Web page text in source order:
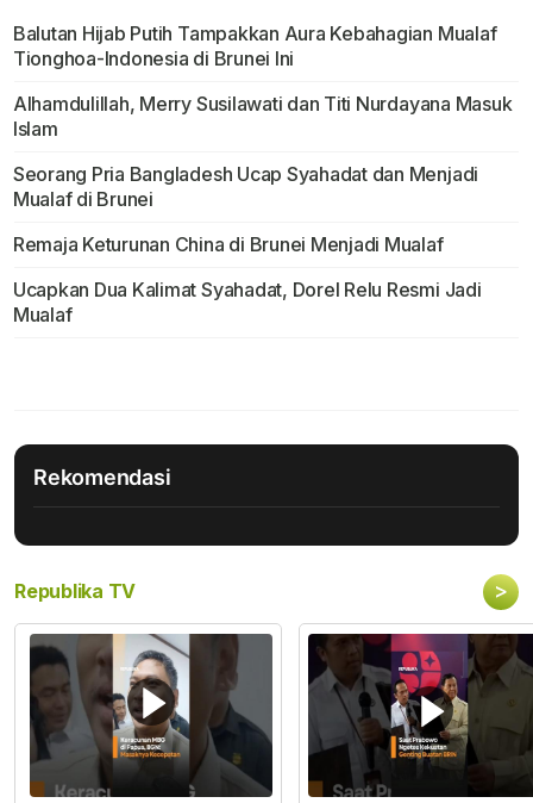
Balutan Hijab Putih Tampakkan Aura Kebahagian Mualaf
Tionghoa-Indonesia di Brunei Ini
Alhamdulillah, Merry Susilawati dan Titi Nurdayana Masuk
Islam
Seorang Pria Bangladesh Ucap Syahadat dan Menjadi
Mualaf di Brunei
Remaja Keturunan China di Brunei Menjadi Mualaf
Ucapkan Dua Kalimat Syahadat, Dorel Relu Resmi Jadi
Mualaf
Rekomendasi
Republika TV >